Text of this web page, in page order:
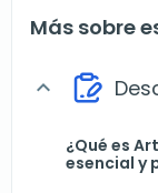
Más sobre
expand_more
¿Qué es
esencial y